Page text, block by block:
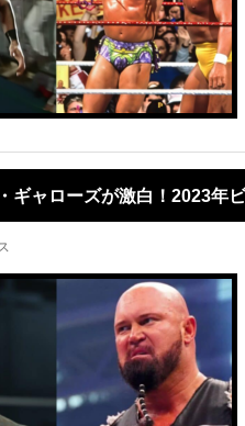
ギャローズが激白！2023
に包まれた夜”